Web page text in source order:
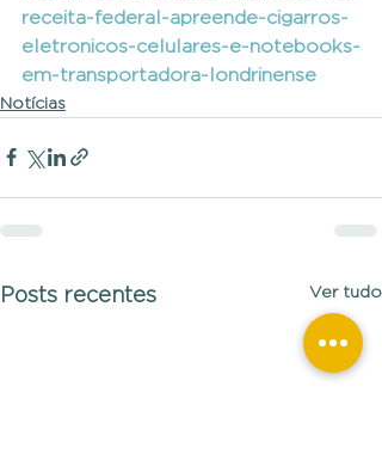
receita-federal-apreende-cigarros-
eletronicos-celulares-e-notebooks-
em-transportadora-londrinense
Notícias
Posts recentes Ver tudo